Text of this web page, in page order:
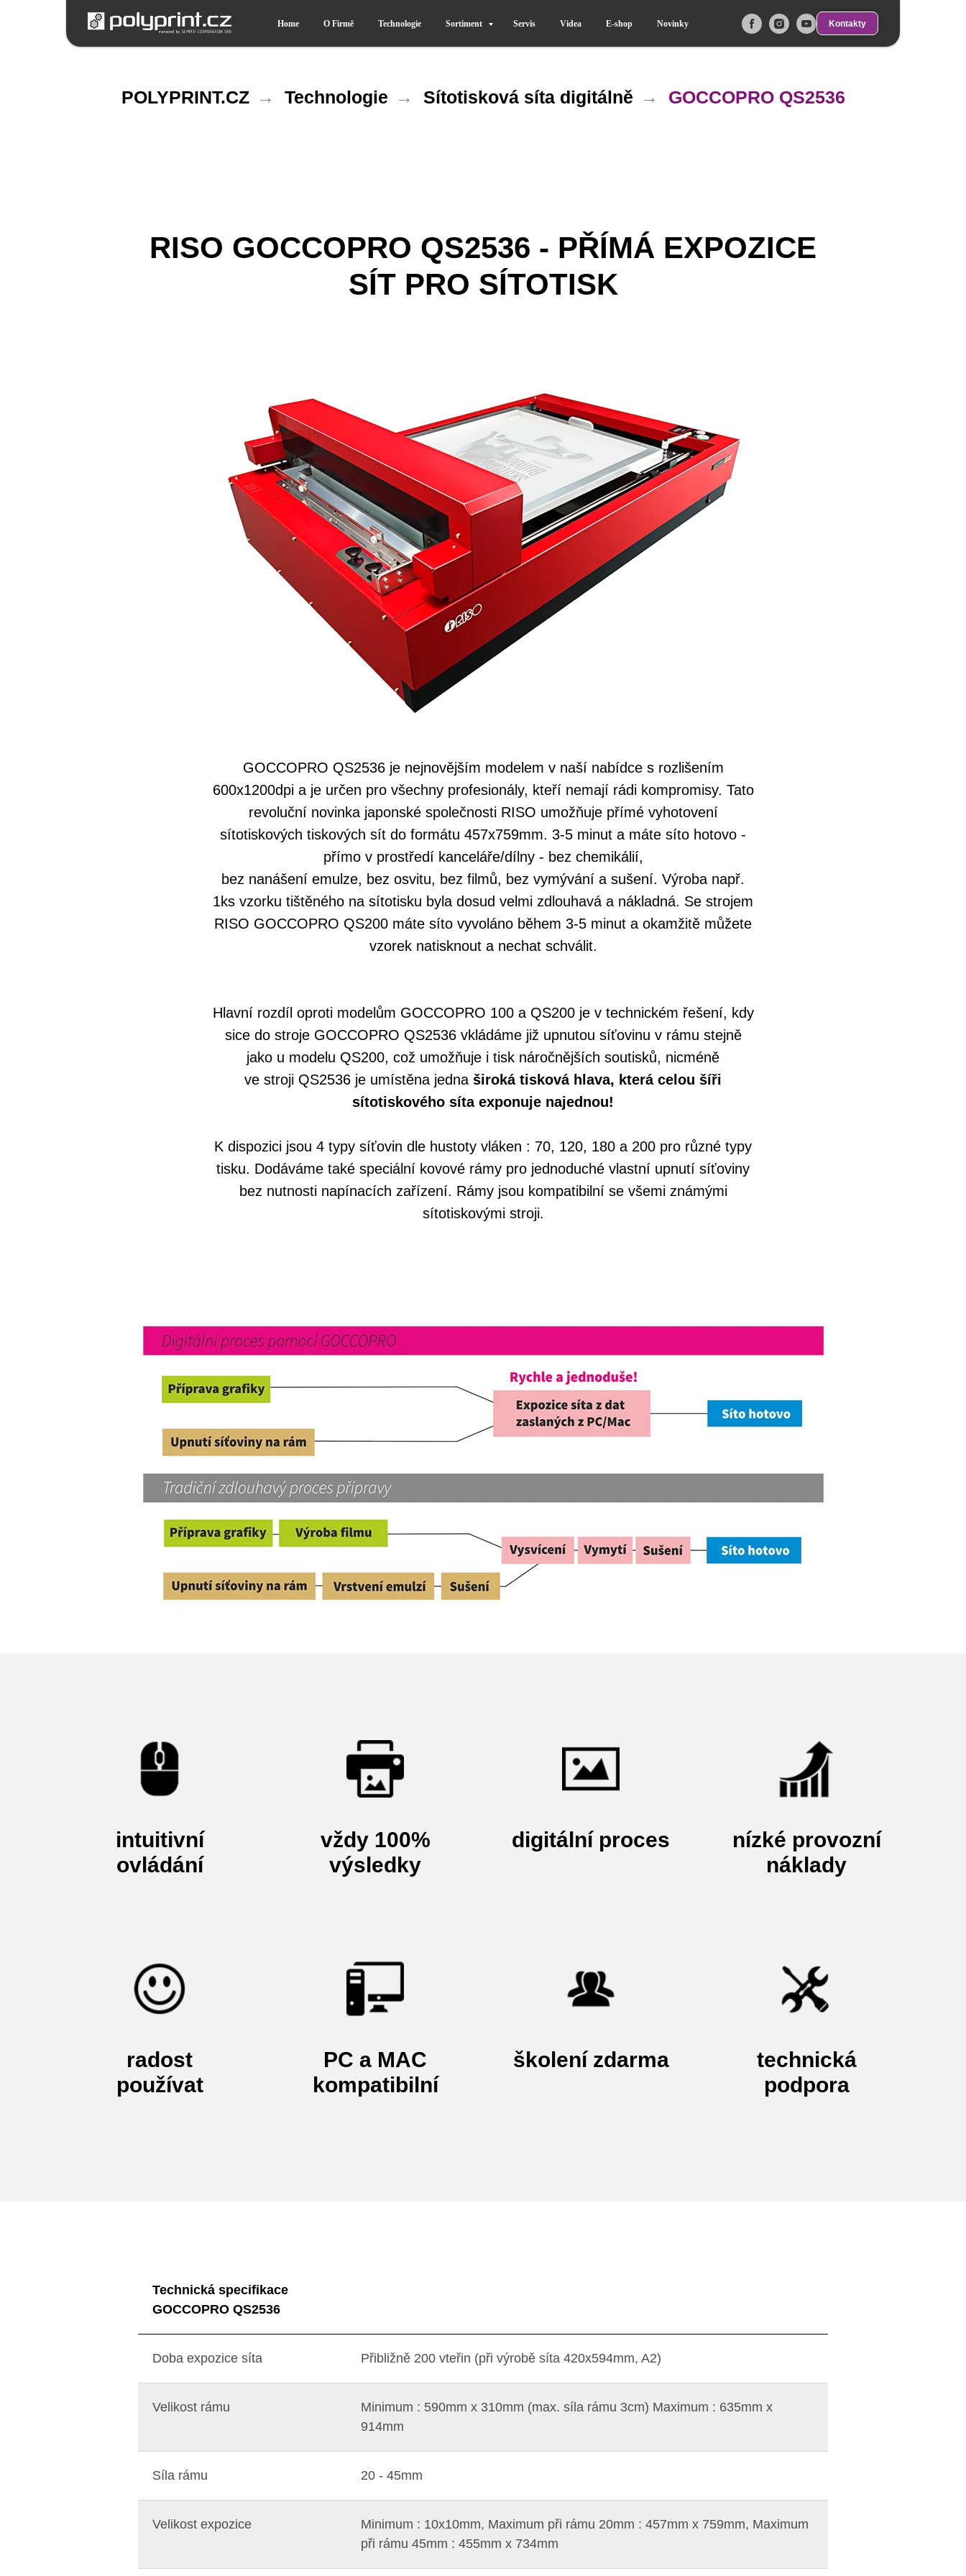
Home O Firmě Technologie Sortiment Servis Videa E-shop Novinky Kontakty
POLYPRINT.CZ → Technologie → Sítotisková síta digitálně → GOCCOPRO QS2536
RISO GOCCOPRO QS2536 - PŘÍMÁ EXPOZICE
SÍT PRO SÍTOTISK
GOCCOPRO QS2536 je nejnovějším modelem v naší nabídce s rozlišením
600x1200dpi a je určen pro všechny profesionály, kteří nemají rádi kompromisy. Tato
revoluční novinka japonské společnosti RISO umožňuje přímé vyhotovení
sítotiskových tiskových sít do formátu 457x759mm. 3-5 minut a máte síto hotovo -
přímo v prostředí kanceláře/dílny - bez chemikálií,
bez nanášení emulze, bez osvitu, bez filmů, bez vymývání a sušení. Výroba např.
1ks vzorku tištěného na sítotisku byla dosud velmi zdlouhavá a nákladná. Se strojem
RISO GOCCOPRO QS200 máte síto vyvoláno během 3-5 minut a okamžitě můžete
vzorek natisknout a nechat schválit.
Hlavní rozdíl oproti modelům GOCCOPRO 100 a QS200 je v technickém řešení, kdy
sice do stroje GOCCOPRO QS2536 vkládáme již upnutou síťovinu v rámu stejně
jako u modelu QS200, což umožňuje i tisk náročnějších soutisků, nicméně
ve stroji QS2536 je umístěna jedna široká tisková hlava, která celou šíři
sítotiskového síta exponuje najednou!
K dispozici jsou 4 typy síťovin dle hustoty vláken : 70, 120, 180 a 200 pro různé typy
tisku. Dodáváme také speciální kovové rámy pro jednoduché vlastní upnutí síťoviny
bez nutnosti napínacích zařízení. Rámy jsou kompatibilní se všemi známými
sítotiskovými stroji.
intuitivní
ovládání
vždy 100%
výsledky
digitální proces
nízké provozní
náklady
radost
používat
PC a MAC
kompatibilní
školení zdarma
technická
podpora
Technická specifikace
GOCCOPRO QS2536
Doba expozice síta Přibližně 200 vteřin (při výrobě síta 420x594mm, A2)
Velikost rámu
Minimum : 590mm x 310mm (max. síla rámu 3cm) Maximum : 635mm x
914mm
Síla rámu 20 - 45mm
Velikost expozice
Minimum : 10x10mm, Maximum při rámu 20mm : 457mm x 759mm, Maximum
při rámu 45mm : 455mm x 734mm